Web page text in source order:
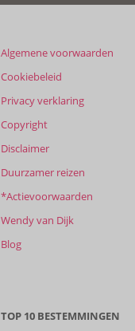
Algemene voorwaarden
Cookiebeleid
Privacy verklaring
Copyright
Disclaimer
Duurzamer reizen
*Actievoorwaarden
Wendy van Dijk
Blog
TOP 10 BESTEMMINGEN